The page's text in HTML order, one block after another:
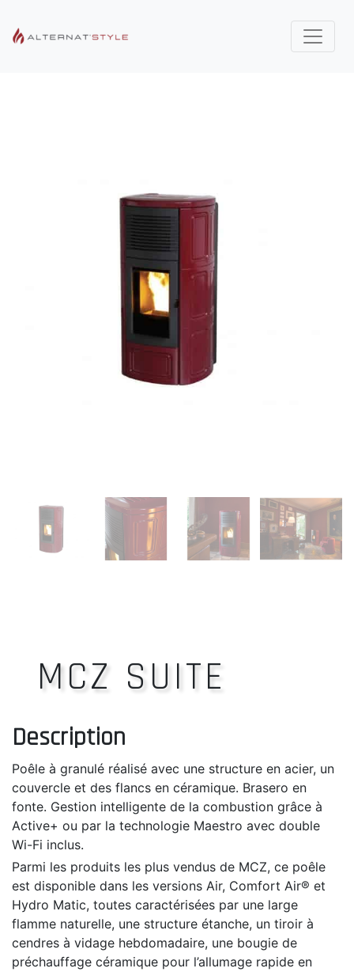
MCZ SUITE
Description
Poêle à granulé réalisé avec une structure en acier, un
couvercle et des flancs en céramique. Brasero en
fonte. Gestion intelligente de la combustion grâce à
Active+ ou par la technologie Maestro avec double
Wi-Fi inclus.
Parmi les produits les plus vendus de MCZ, ce poêle
est disponible dans les versions Air, Comfort Air® et
Hydro Matic, toutes caractérisées par une large
flamme naturelle, une structure étanche, un tiroir à
cendres à vidage hebdomadaire, une bougie de
préchauffage céramique pour l’allumage rapide en